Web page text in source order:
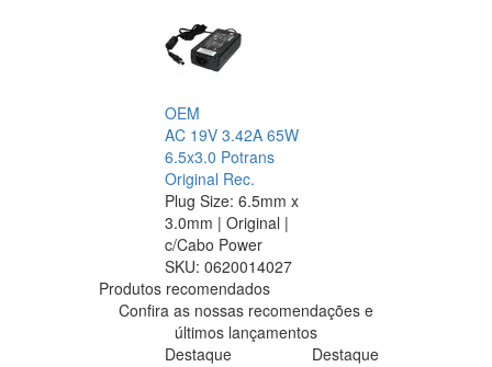
OEM
AC 19V 3.42A 65W
6.5x3.0 Potrans
Original Rec.
Plug Size: 6.5mm x
3.0mm | Original |
c/Cabo Power
SKU: 0620014027
Produtos recomendados
Confira as nossas recomendações e
últimos lançamentos
Destaque
Destaque